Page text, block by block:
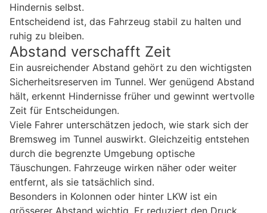
Hindernis selbst.
Entscheidend ist, das Fahrzeug stabil zu halten und
ruhig zu bleiben.
Abstand verschafft Zeit
Ein ausreichender Abstand gehört zu den wichtigsten
Sicherheitsreserven im Tunnel. Wer genügend Abstand
hält, erkennt Hindernisse früher und gewinnt wertvolle
Zeit für Entscheidungen.
Viele Fahrer unterschätzen jedoch, wie stark sich der
Bremsweg im Tunnel auswirkt. Gleichzeitig entstehen
durch die begrenzte Umgebung optische
Täuschungen. Fahrzeuge wirken näher oder weiter
entfernt, als sie tatsächlich sind.
Besonders in Kolonnen oder hinter LKW ist ein